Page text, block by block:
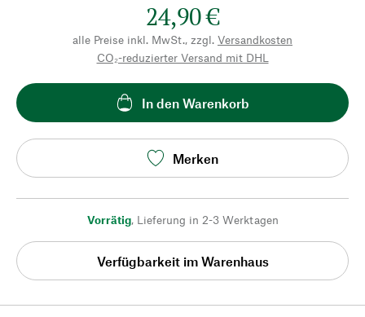
24,90 €
alle Preise inkl. MwSt., zzgl. Versandkosten
CO₂-reduzierter Versand mit DHL
In den Warenkorb
Merken
Vorrätig, Lieferung in 2-3 Werktagen
Verfügbarkeit im Warenhaus